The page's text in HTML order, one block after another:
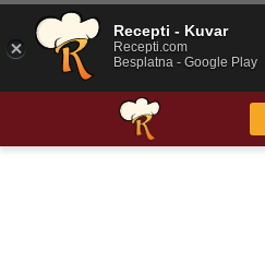
Recepti - Kuvar
Recepti.com
Besplatna - Google Play